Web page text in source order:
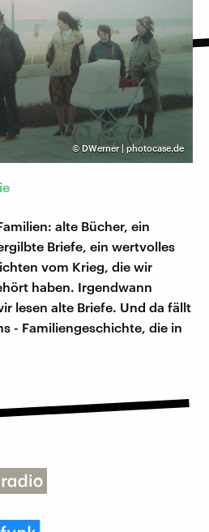
© DWerner | photocase.de
alte Bücher, ein
Briefe, ein wertvolles
vom Krieg, die wir
haben. Irgendwann
lesen alte Briefe. Und da fällt
- Familiengeschichte, die in